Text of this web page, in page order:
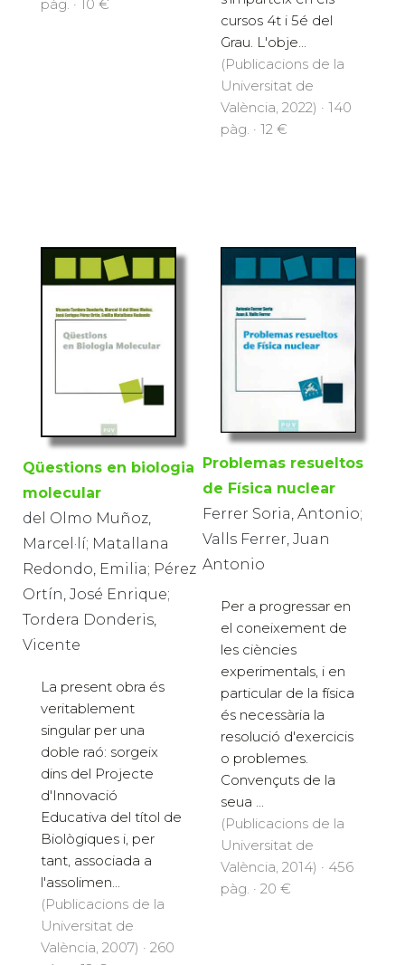
pàg. · 10 €
cursos 4t i 5é del
Grau. L'obje...
(Publicacions de la
Universitat de
València, 2022) · 140
pàg. · 12 €
Qüestions en biologia
molecular
del Olmo Muñoz,
Marcel·lí; Matallana
Redondo, Emilia; Pérez
Ortín, José Enrique;
Tordera Donderis,
Vicente
La present obra és
veritablement
singular per una
doble raó: sorgeix
dins del Projecte
d'Innovació
Educativa del títol de
Biològiques i, per
tant, associada a
l'assolimen...
(Publicacions de la
Universitat de
València, 2007) · 260
Problemas resueltos
de Física nuclear
Ferrer Soria, Antonio;
Valls Ferrer, Juan
Antonio
Per a progressar en
el coneixement de
les ciències
experimentals, i en
particular de la física
és necessària la
resolució d'exercicis
o problemes.
Convençuts de la
seua ...
(Publicacions de la
Universitat de
València, 2014) · 456
pàg. · 20 €